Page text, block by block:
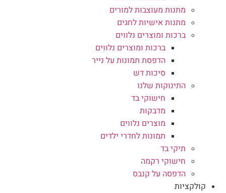
מתנות מעוצבות למורים
מתנות אישיות לחגים
ברכות ומוצרים נלווים
ברכות ומוצרים נלווים
הדפסת תמונות על נייר
סיכות דש
התינוקות שלנו
חישוקי בד
מדבקות
מוצרים נלווים
תמונות לחדרי ילדים
תיקי בד
חישוקי רקמה
הדפסה על קנבס
קולקציות